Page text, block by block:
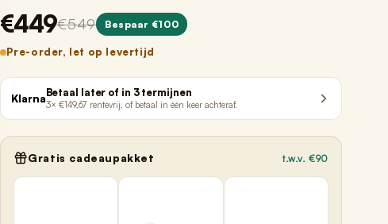
€449€549 Bespaar €100
Pre-order, let op levertijd
KlarnaBetaal later of in 3 termijnen
3× €149,67 rentevrij, of betaal in één keer achteraf.
Gratis cadeaupakket t.w.v. €90